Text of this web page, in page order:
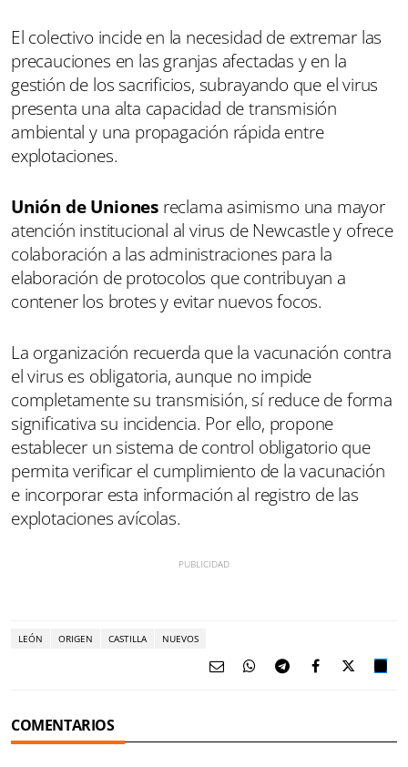
El colectivo incide en la necesidad de extremar las
precauciones en las granjas afectadas y en la
gestión de los sacrificios, subrayando que el virus
presenta una alta capacidad de transmisión
ambiental y una propagación rápida entre
explotaciones.
Unión de Unionesreclama asimismo una mayor
atención institucional al virus de Newcastle y ofrece
colaboración a las administraciones para la
elaboración de protocolos que contribuyan a
contener los brotes y evitar nuevos focos.
La organización recuerda que la vacunación contra
el virus es obligatoria, aunque no impide
completamente su transmisión, sí reduce de forma
significativa su incidencia. Por ello, propone
establecer un sistema de control obligatorio que
permita verificar el cumplimiento de la vacunación
e incorporar esta información al registro de las
explotaciones avícolas.
LEÓN ORIGEN CASTILLA NUEVOS
COMENTARIOS